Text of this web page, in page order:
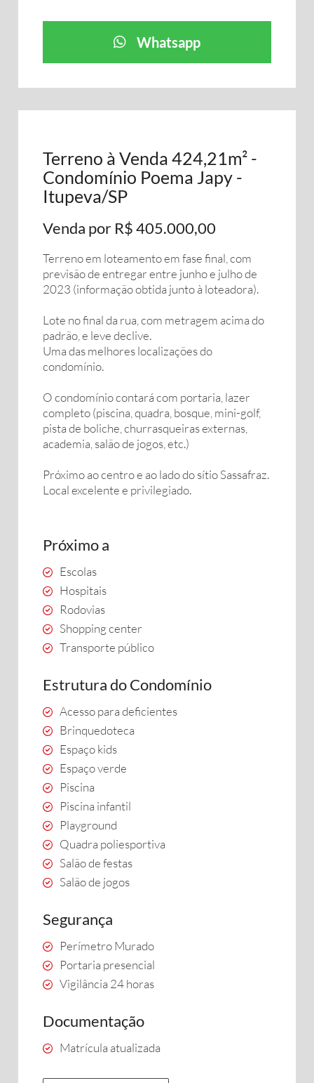
Whatsapp
Terreno à Venda 424,21m² -
Condomínio Poema Japy -
Itupeva/SP
Venda por R$ 405.000,00
Terreno em loteamento em fase final, com
previsão de entregar entre junho e julho de
2023 (informação obtida junto à loteadora).
Lote no final da rua, com metragem acima do
padrão, e leve declive.
Uma das melhores localizações do
condomínio.
O condomínio contará com portaria, lazer
completo (piscina, quadra, bosque, mini-golf,
pista de boliche, churrasqueiras externas,
academia, salão de jogos, etc.)
Próximo ao centro e ao lado do sítio Sassafraz.
Local excelente e privilegiado.
Próximo a
Escolas
Hospitais
Rodovias
Shopping center
Transporte público
Estrutura do Condomínio
Acesso para deficientes
Brinquedoteca
Espaço kids
Espaço verde
Piscina
Piscina infantil
Playground
Quadra poliesportiva
Salão de festas
Salão de jogos
Segurança
Perímetro Murado
Portaria presencial
Vigilância 24 horas
Documentação
Matrícula atualizada